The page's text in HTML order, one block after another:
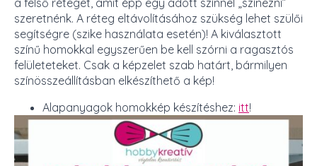
a felső réteget, amit épp egy adott színnel „színezni”
szeretnénk. A réteg eltávolításához szükség lehet szülői
segítségre (szike használata esetén)! A kiválasztott
színű homokkal egyszerűen be kell szórni a ragasztós
felületeteket. Csak a képzelet szab határt, bármilyen
színösszeállításban elkészíthető a kép!
Alapanyagok homokkép készítéshez: itt!